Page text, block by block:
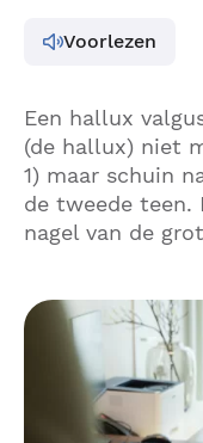
Voorlezen
Een hallux
(de hallux) niet
1) maar schuin
de tweede teen.
nagel van de